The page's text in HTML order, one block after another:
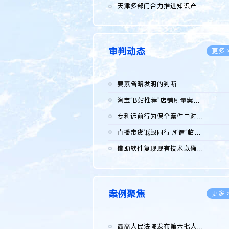
天津多部门合力推进知识产权保护工作
审判动态 更多
要素省略发明的判断
淘宝“B站推荐”店铺刷量案维持原判，两被告连带赔偿150万元
专利诉前行为保全案件中对仿制药申请人曾作出三类声明的考量及违...
直播带货诋毁同行 所谓“临场发挥”不免责
借助软件复现现有技术以确认相关参数特征是否被公开
案例聚焦 更多
最高人民法院发布第六批人民法院种业知识产权司法保护典型案例 含...